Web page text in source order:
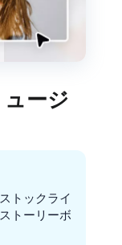
ージ
トックライ
トーリーボ